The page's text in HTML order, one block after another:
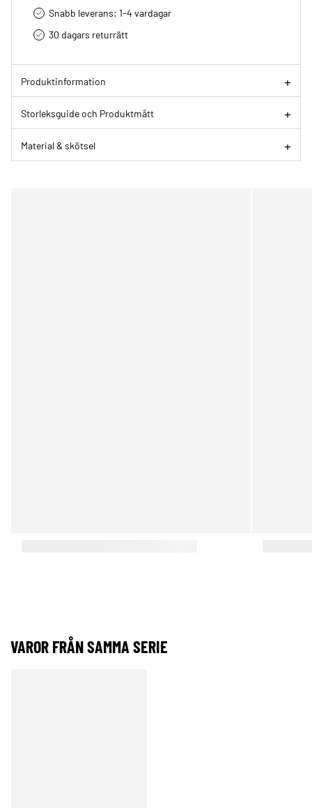
Snabb leverans: 1-4 vardagar
30 dagars returrätt­
Produktinformation
Storleksguide och Produktmått
Material & skötsel
VAROR FRÅN SAMMA SERIE